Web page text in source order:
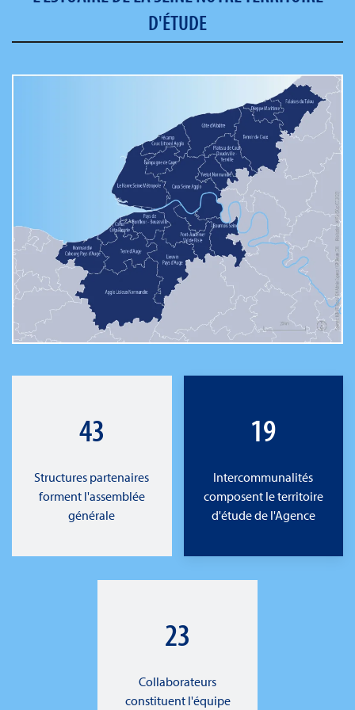
D'ÉTUDE
+
43
Structures partenaires
forment l'assemblée
générale
19
Intercommunalités
composent le territoire
d'étude de l'Agence
23
Collaborateurs
constituent l'équipe